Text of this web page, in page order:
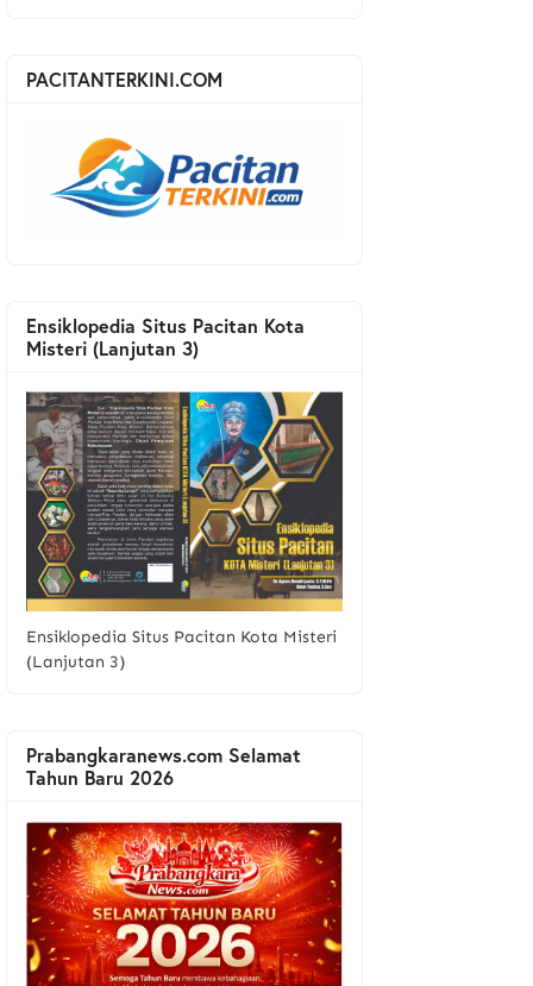
PACITANTERKINI.COM
Ensiklopedia Situs Pacitan Kota
Misteri (Lanjutan 3)
Ensiklopedia Situs Pacitan Kota Misteri
(Lanjutan 3)
Prabangkaranews.com Selamat
Tahun Baru 2026